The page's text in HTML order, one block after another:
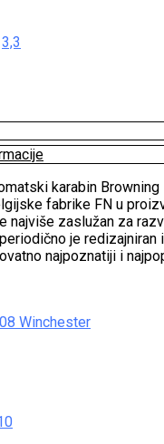
3,3
karabin
fabrike FN u
najviše zaslužan za
je
najpoznatiji i
Winchester